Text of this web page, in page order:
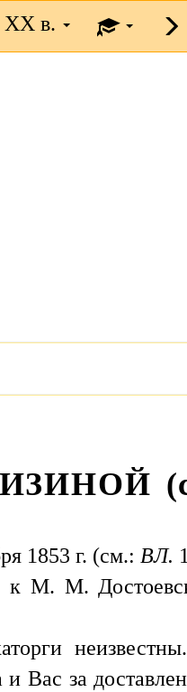
XX в.
1853 г. (см.: ВЛ.
M. M.
и Вас за